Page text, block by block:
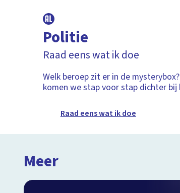
Politie
Raad eens wat ik doe
Welk beroep zit er in de
komen we stap voor stap dichter
Raad eens wat ik doe
Meer